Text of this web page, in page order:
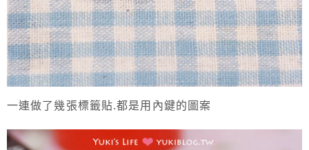
一連做了幾張標籤貼.都是用內鍵的圖案